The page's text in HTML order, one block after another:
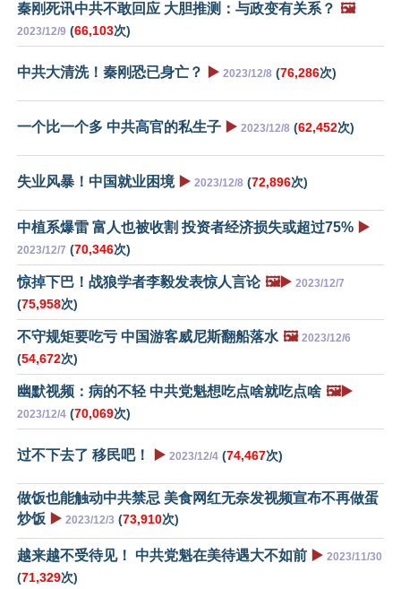
秦刚死讯中共不敢回应 大胆推测：与政变有关系？ 🖼️
2023/12/9 (66,103次)
中共大清洗！秦刚恐已身亡？ ▶️ 2023/12/8 (76,286次)
一个比一个多 中共高官的私生子 ▶️ 2023/12/8 (62,452次)
失业风暴！中国就业困境 ▶️ 2023/12/8 (72,896次)
中植系爆雷 富人也被收割 投资者经济损失或超过75% ▶️
2023/12/7 (70,346次)
惊掉下巴！战狼学者李毅发表惊人言论 🖼️▶️ 2023/12/7
(75,958次)
不守规矩要吃亏 中国游客威尼斯翻船落水 🖼️ 2023/12/6
(54,672次)
幽默视频：病的不轻 中共党魁想吃点啥就吃点啥 🖼️▶️
2023/12/4 (70,069次)
过不下去了 移民吧！ ▶️ 2023/12/4 (74,467次)
做饭也能触动中共禁忌 美食网红无奈发视频宣布不再做蛋
炒饭 ▶️ 2023/12/3 (73,910次)
越来越不受待见！ 中共党魁在美待遇大不如前 ▶️ 2023/11/30
(71,329次)